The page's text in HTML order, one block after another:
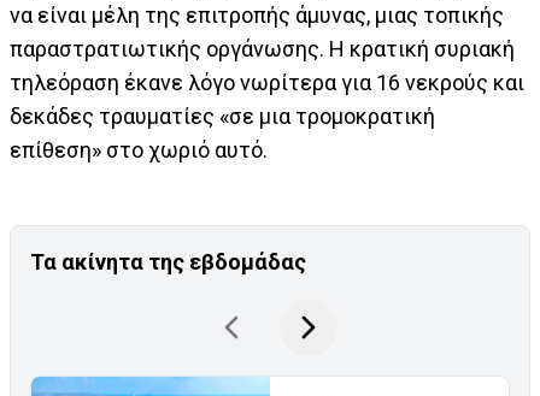
να είναι μέλη της επιτροπής άμυνας, μιας τοπικής
παραστρατιωτικής οργάνωσης. Η κρατική συριακή
τηλεόραση έκανε λόγο νωρίτερα για 16 νεκρούς και
δεκάδες τραυματίες «σε μια τρομοκρατική
επίθεση» στο χωριό αυτό.
Τα ακίνητα της εβδομάδας